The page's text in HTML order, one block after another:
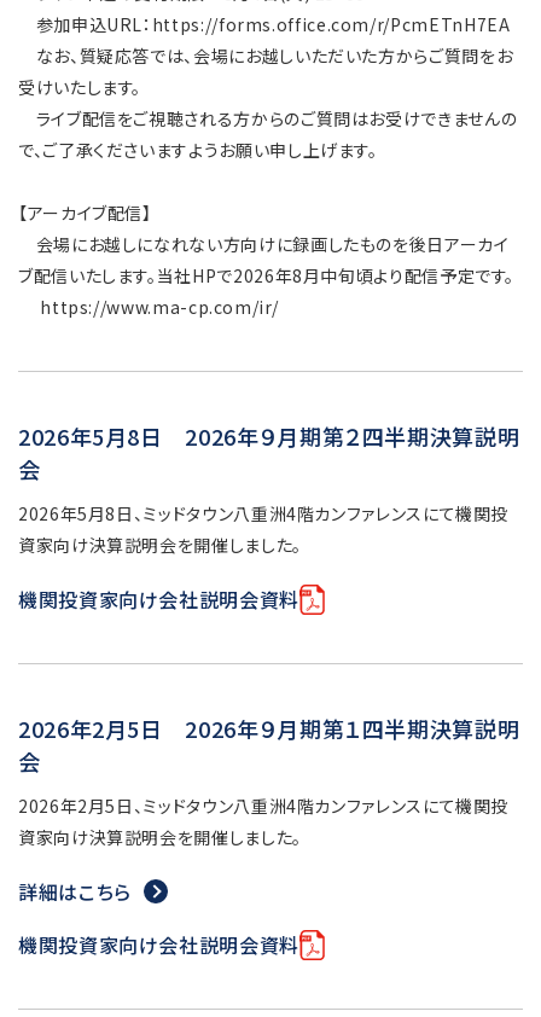
参加申込URL：https://forms.office.com/r/PcmETnH7EA
なお、質疑応答では、会場にお越しいただいた方からご質問をお
受けいたします。
ライブ配信をご視聴される方からのご質問はお受けできませんの
で、ご了承くださいますようお願い申し上げます。
【アーカイブ配信】
会場にお越しになれない方向けに録画したものを後日アーカイ
ブ配信いたします。当社HPで2026年8月中旬頃より配信予定です。
https://www.ma-cp.com/ir/
2026年5月8日 2026年９月期第２四半期決算説明
会
2026年5月8日、ミッドタウン八重洲4階カンファレンスにて機関投
資家向け決算説明会を開催しました。
機関投資家向け会社説明会資料
2026年2月5日 2026年９月期第１四半期決算説明
会
2026年2月5日、ミッドタウン八重洲4階カンファレンスにて機関投
資家向け決算説明会を開催しました。
詳細はこちら
機関投資家向け会社説明会資料